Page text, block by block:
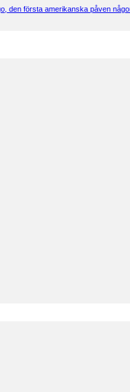
den första amerikanska påven